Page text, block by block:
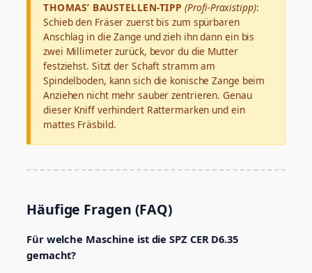
THOMAS’ BAUSTELLEN-TIPP (Profi-Praxistipp):
Schieb den Fräser zuerst bis zum spürbaren
Anschlag in die Zange und zieh ihn dann ein bis
zwei Millimeter zurück, bevor du die Mutter
festziehst. Sitzt der Schaft stramm am
Spindelboden, kann sich die konische Zange beim
Anziehen nicht mehr sauber zentrieren. Genau
dieser Kniff verhindert Rattermarken und ein
mattes Fräsbild.
Häufige Fragen (FAQ)
Für welche Maschine ist die SPZ CER D6.35
gemacht?